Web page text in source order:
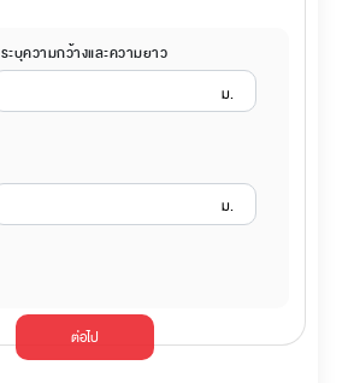
ระบุความกว้างและความยาว
ม.
ม.
ต่อไป